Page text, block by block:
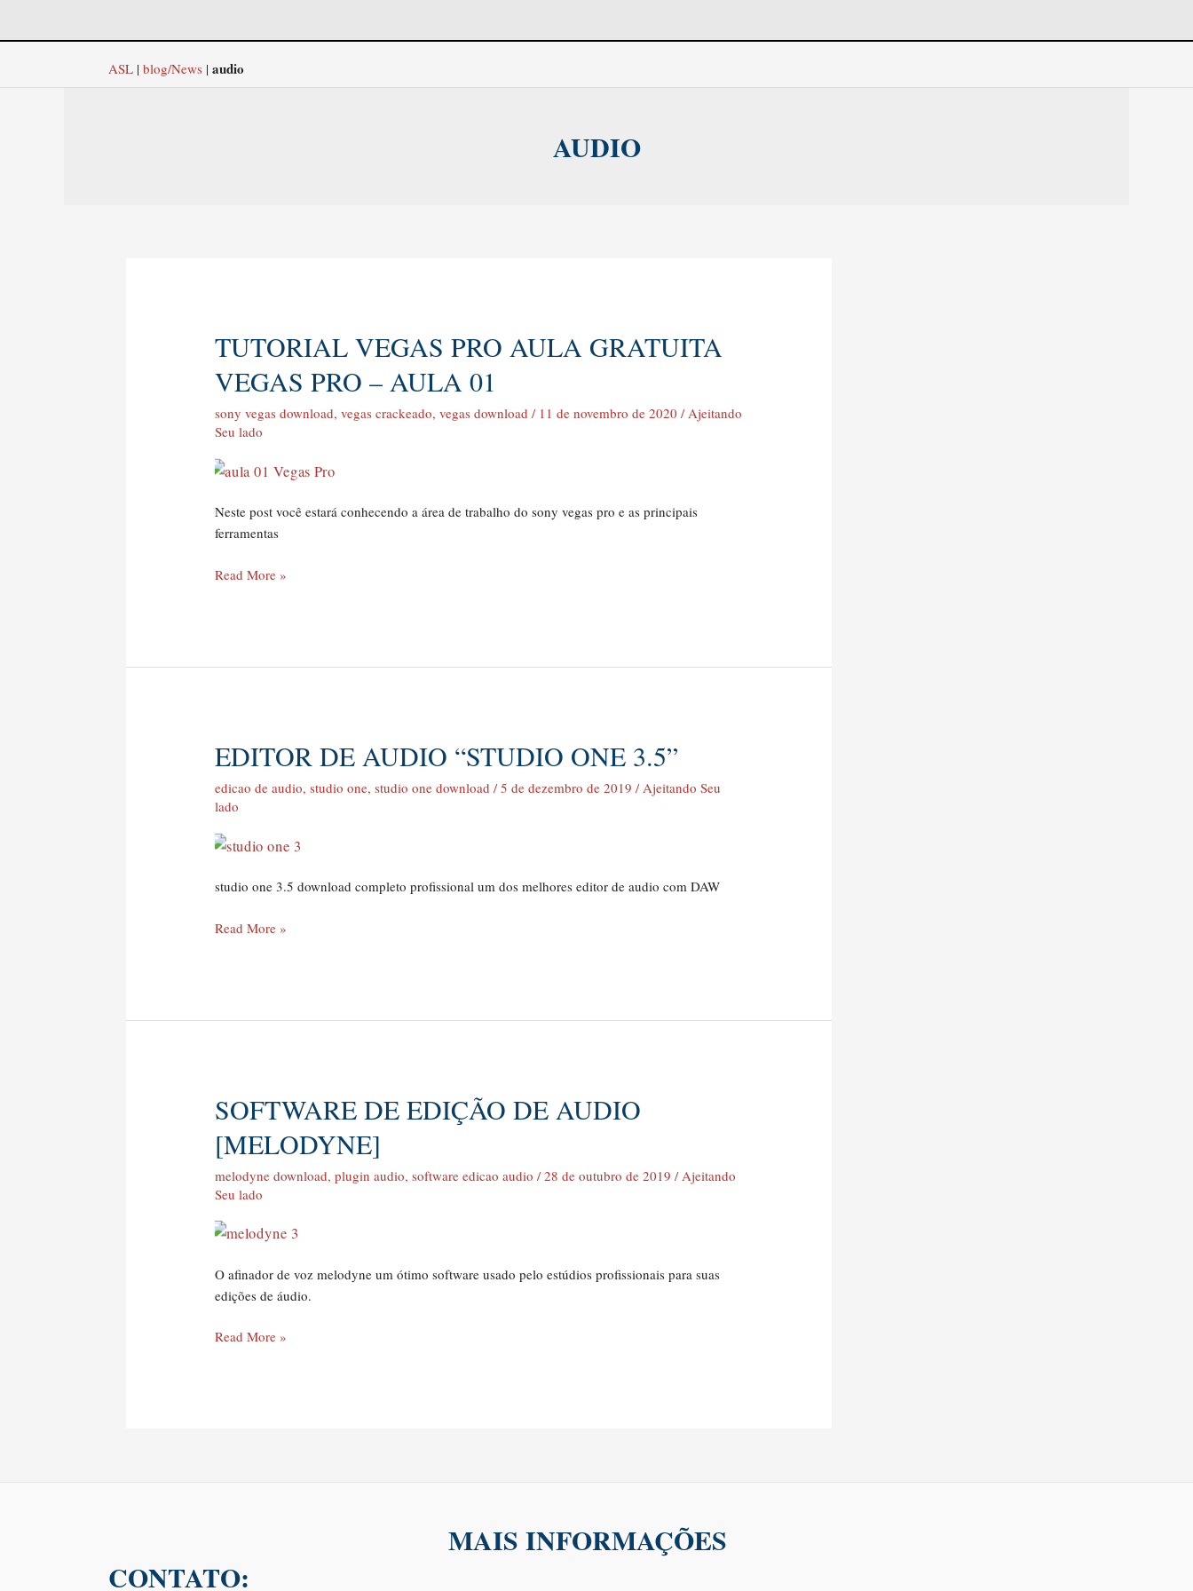
ASL | blog/News | audio
AUDIO
TUTORIAL VEGAS PRO AULA GRATUITA
VEGAS PRO – AULA 01
sony vegas download,vegas crackeado,vegas download / 11 de novembro de 2020/Ajeitando
Seu lado
Neste post você estará conhecendo a área de trabalho do sony vegas pro e as principais
ferramentas
Tutorial
Vegas
Pro
Gratuita
Pro
Aula
01
Read More »
EDITOR DE AUDIO “STUDIO ONE 3.5”
edicao de audio,studio one,studio one download /5 de dezembro de 2019/ Ajeitando Seu
lado
studio one 3.5 download completo profissional um dos melhores editor de audio com DAW
editor
de
audio
“Studio
one
3.5”
Read More »
SOFTWARE DE EDIÇÃO DE AUDIO
[MELODYNE]
melodyne download,plugin audio,software edicao audio /28 de outubro de 2019/ Ajeitando
Seu lado
O afinador de voz melodyne um ótimo software usado pelo estúdios profissionais para suas
edições de áudio.
software
de
edição
audio
Read More »
CONTATO:
MAIS INFORMAÇÕES